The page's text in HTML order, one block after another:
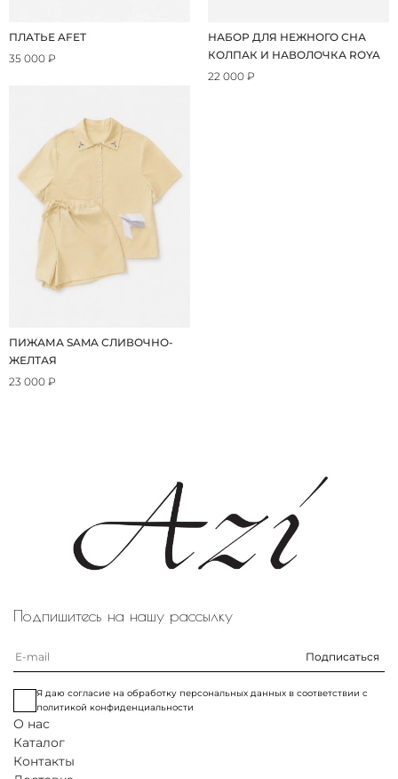
ПЛАТЬЕ AFET
35 000 ₽
НАБОР ДЛЯ НЕЖНОГО СНА
КОЛПАК И НАВОЛОЧКА ROYA
22 000 ₽
ПИЖАМА SAMA СЛИВОЧНО-
ЖЕЛТАЯ
23 000 ₽
Подпишитесь на нашу рассылку
Подписаться
Я даю согласие на обработку персональных данных в соответствии с
политикой конфиденциальности
О нас
Каталог
Контакты